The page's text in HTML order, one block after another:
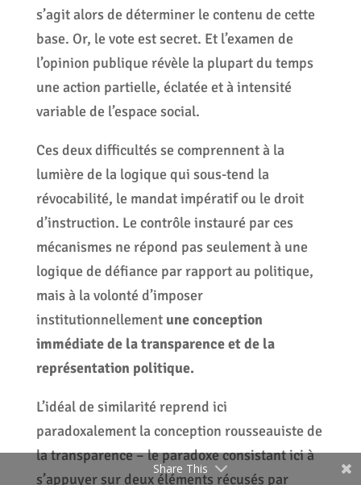
s’agit alors de déterminer le contenu de cette
base. Or, le vote est secret. Et l’examen de
l’opinion publique révèle la plupart du temps
une action partielle, éclatée et à intensité
variable de l’espace social.
Ces deux difficultés se comprennent à la
lumière de la logique qui sous-tend la
révocabilité, le mandat impératif ou le droit
d’instruction. Le contrôle instauré par ces
mécanismes ne répond pas seulement à une
logique de défiance par rapport au politique,
mais à la volonté d’imposer
institutionnellementune conception
immédiate de la transparence et de la
représentation politique.
L’idéal de similarité reprend ici
paradoxalement la conception rousseauiste de
la transparence – le paradoxe consistant ici à
s’appuyer sur deux éléments récusés par
Share This